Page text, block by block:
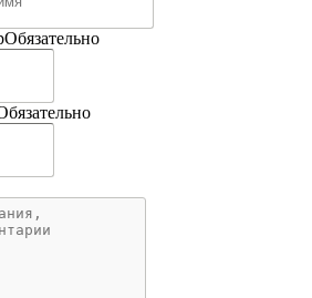
Обязательно